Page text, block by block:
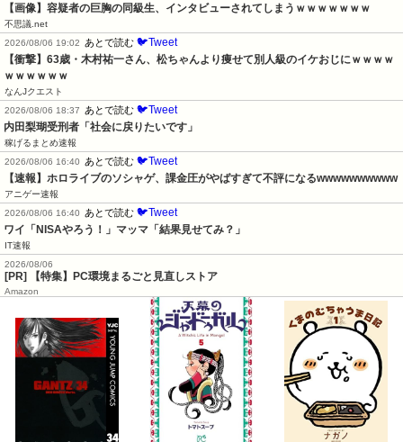
【画像】容疑者の巨胸の同級生、インタビューされてしまうｗｗｗｗｗｗｗ
不思議.net
2026/08/06 19:02
あとで読む 🐦Tweet
【衝撃】63歳・木村祐一さん、松ちゃんより痩せて別人級のイケおじにｗｗｗｗ
ｗｗｗｗｗｗ
なんJクエスト
2026/08/06 18:37
あとで読む 🐦Tweet
内田梨瑚受刑者「社会に戻りたいです」
稼げるまとめ速報
2026/08/06 16:40
あとで読む 🐦Tweet
【速報】ホロライブのソシャゲ、課金圧がやばすぎて不評になるwwwwwwwwww
アニゲー速報
2026/08/06 16:40
あとで読む 🐦Tweet
ワイ「NISAやろう！」マッマ「結果見せてみ？」
IT速報
2026/08/06
[PR] 【特集】PC環境まるごと見直しストア
Amazon